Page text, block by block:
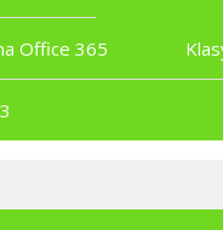
Office 365